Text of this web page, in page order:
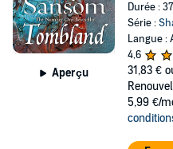
Aperçu
Durée :
Série :
Langue :
4,6
31,83 €
5,99 €/